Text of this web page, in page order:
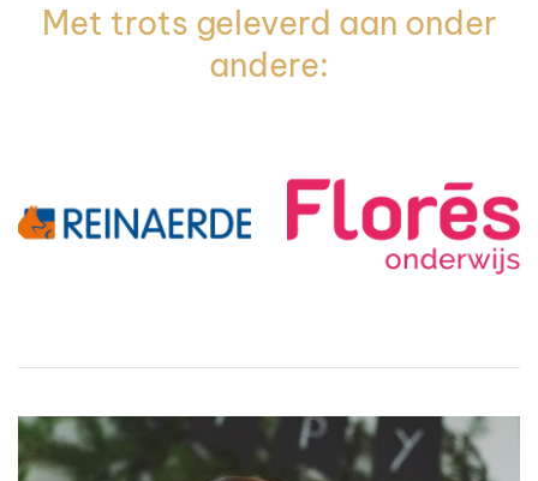
Met trots geleverd aan onder
andere: